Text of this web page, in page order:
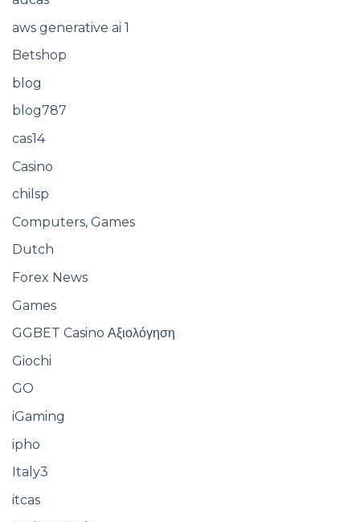
aws generative ai 1
Betshop
blog
blog787
cas14
Casino
chilsp
Computers, Games
Dutch
Forex News
Games
GGBET Casino Αξιολόγηση
Giochi
GO
iGaming
ipho
Italy3
itcas